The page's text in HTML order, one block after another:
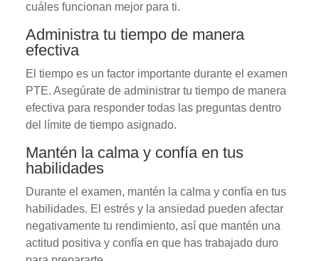
cuáles funcionan mejor para ti.
Administra tu tiempo de manera
efectiva
El tiempo es un factor importante durante el examen
PTE. Asegúrate de administrar tu tiempo de manera
efectiva para responder todas las preguntas dentro
del límite de tiempo asignado.
Mantén la calma y confía en tus
habilidades
Durante el examen, mantén la calma y confía en tus
habilidades. El estrés y la ansiedad pueden afectar
negativamente tu rendimiento, así que mantén una
actitud positiva y confía en que has trabajado duro